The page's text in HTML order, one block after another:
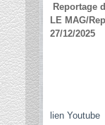
Reportage
LE MAG/
27/12/2025
lien Youtube